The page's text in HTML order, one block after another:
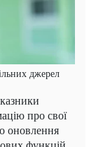
джерел
про свої
оновлення